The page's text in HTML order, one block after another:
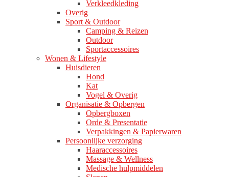
Verkleedkleding
Overig
Sport & Outdoor
Camping & Reizen
Outdoor
Sportaccessoires
Wonen & Lifestyle
Huisdieren
Hond
Kat
Vogel & Overig
Organisatie & Opbergen
Opbergboxen
Orde & Presentatie
Verpakkingen & Papierwaren
Persoonlijke verzorging
Haaraccessoires
Massage & Wellness
Medische hulpmiddelen